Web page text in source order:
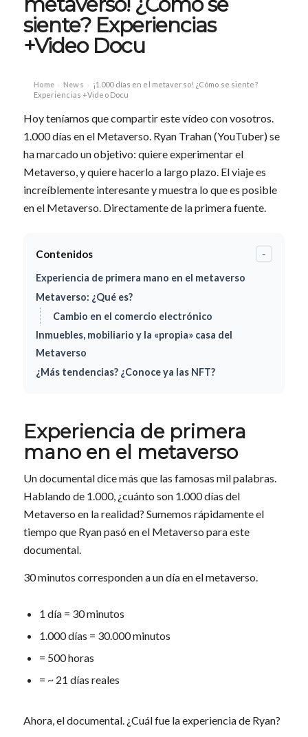
siente? Experiencias
+Video Docu
Home › News › ¡1.000 días en el metaverso! ¿Cómo se siente?
Experiencias +Video Docu
Hoy teníamos que compartir este vídeo con vosotros.
1.000 días en el Metaverso. Ryan Trahan (YouTuber) se
ha marcado un objetivo: quiere experimentar el
Metaverso, y quiere hacerlo a largo plazo. El viaje es
increíblemente interesante y muestra lo que es posible
en el Metaverso. Directamente de la primera fuente.
Contenidos -
Experiencia de primera mano en el metaverso
Metaverso: ¿Qué es?
Cambio en el comercio electrónico
Inmuebles, mobiliario y la «propia» casa del
Metaverso
¿Más tendencias? ¿Conoce ya las NFT?
Experiencia de primera
mano en el metaverso
Un documental dice más que las famosas mil palabras.
Hablando de 1.000, ¿cuánto son 1.000 días del
Metaverso en la realidad? Sumemos rápidamente el
tiempo que Ryan pasó en el Metaverso para este
documental.
30 minutos corresponden a un día en el metaverso.
1 día = 30 minutos
1.000 días = 30.000 minutos
= 500 horas
= ~ 21 días reales
Ahora, el documental. ¿Cuál fue la experiencia de Ryan?